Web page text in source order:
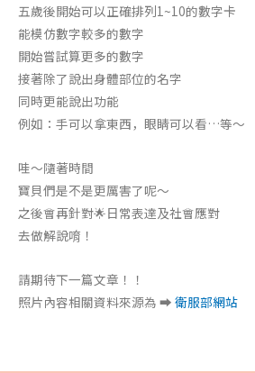
五歲後開始可以正確排列1~10的數字卡
能模仿數字較多的數字
開始嘗試算更多的數字
接著除了說出身體部位的名字
同時更能說出功能
例如：手可以拿東西，眼睛可以看…等～
哇～隨著時間
寶貝們是不是更厲害了呢～
之後會再針對🌟日常表達及社會應對
去做解說唷！
請期待下一篇文章！！
照片內容相關資料來源為 ➡ 衛服部網站